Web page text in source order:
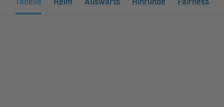
Tabelle Heim Auswärts Hinrunde Fairness